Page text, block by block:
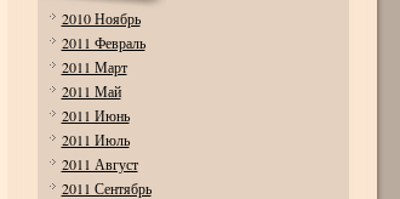
2010 Ноябрь
2011 Февраль
2011 Март
2011 Май
2011 Июнь
2011 Июль
2011 Август
2011 Сентябрь